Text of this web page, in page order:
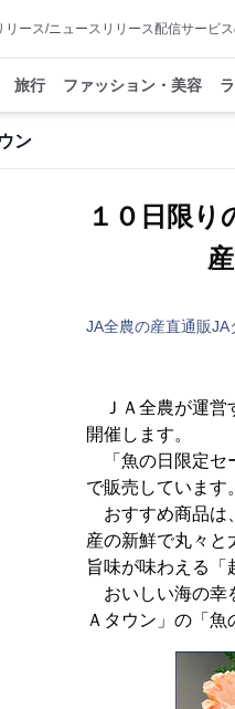
リース/ニュースリリース配信サービ
旅行 ファッション・美容
ン
１０日限り
JA全農の産直通販JA
ＪＡ全農が運営
開催します。
「魚の日限定セ
で販売しています
おすすめ商品は
産の新鮮で丸々と
旨味が味わえる「
おいしい海の幸
Ａタウン」の「魚